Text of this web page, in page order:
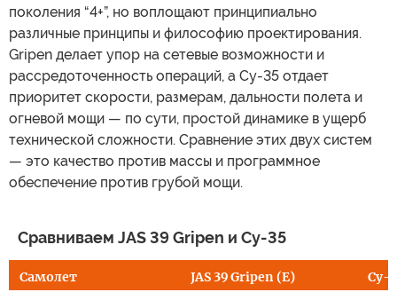
поколения “4+”, но воплощают принципиально
различные принципы и философию проектирования.
Gripen делает упор на сетевые возможности и
рассредоточенность операций, а Су-35 отдает
приоритет скорости, размерам, дальности полета и
огневой мощи — по сути, простой динамике в ущерб
технической сложности. Сравнение этих двух систем
— это качество против массы и программное
обеспечение против грубой мощи.
Сравниваем JAS 39 Gripen и Су-35
Самолет JAS 39 Gripen (E) Су-